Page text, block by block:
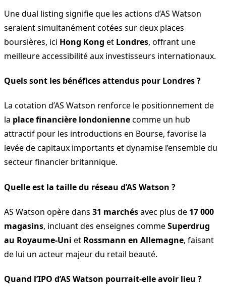
Une dual listing signifie que les actions d’AS Watson
seraient simultanément cotées sur deux places
boursières, ici Hong Kong et Londres, offrant une
meilleure accessibilité aux investisseurs internationaux.
Quels sont les bénéfices attendus pour Londres ?
La cotation d’AS Watson renforce le positionnement de
la place financière londoniennecomme un hub
attractif pour les introductions en Bourse, favorise la
levée de capitaux importants et dynamise l’ensemble du
secteur financier britannique.
Quelle est la taille du réseau d’AS Watson ?
AS Watson opère dans 31 marchésavec plus de 17 000
magasins, incluant des enseignes commeSuperdrug
au Royaume-Uni et Rossmann en Allemagne, faisant
de lui un acteur majeur du retail beauté.
Quand l’IPO d’AS Watson pourrait-elle avoir lieu ?